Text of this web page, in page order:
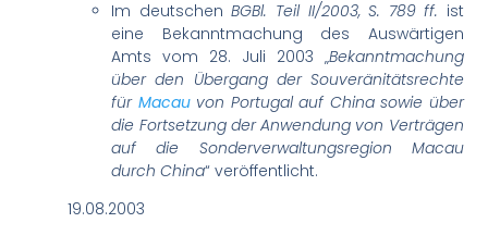
Im deutschenBGBl. Teil II/2003, S. 789 ff. ist
eine Bekanntmachung des Auswärtigen
Amts vom 28. Juli 2003 „Bekanntmachung
über den Übergang der Souveränitätsrechte
für Macauvon Portugal auf China sowie über
die Fortsetzung der Anwendung von Verträgen
auf die Sonderverwaltungsregion Macau
durch China“ veröffentlicht.
19.08.2003